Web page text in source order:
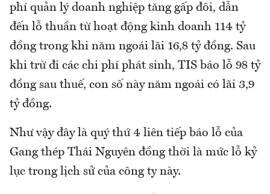
phí quản lý doanh nghiệp tăng gấp đôi, dẫn
đến lỗ thuần từ hoạt động kinh doanh 114 tỷ
đồng trong khi năm ngoái lãi 16,8 tỷ đồng. Sau
khi trừ đi các chi phí phát sinh, TIS báo lỗ 98 tỷ
đồng sau thuế, con số này năm ngoái có lãi 3,9
tỷ đồng.
Như vậy đây là quý thứ 4 liên tiếp báo lỗ của
Gang thép Thái Nguyên đồng thời là mức lỗ kỷ
lục trong lịch sử của công ty này.